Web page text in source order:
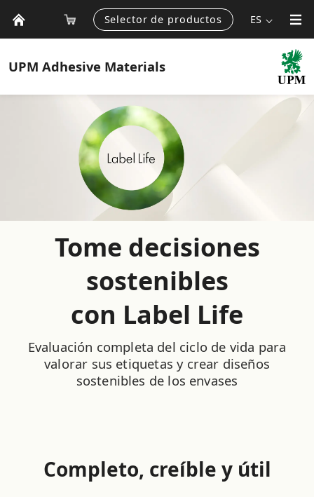
Selector de productos ES
UPM Adhesive Materials
Tome decisiones
sostenibles
con Label Life
Evaluación completa del ciclo de vida para
valorar sus etiquetas y crear diseños
sostenibles de los envases
Completo, creíble y útil